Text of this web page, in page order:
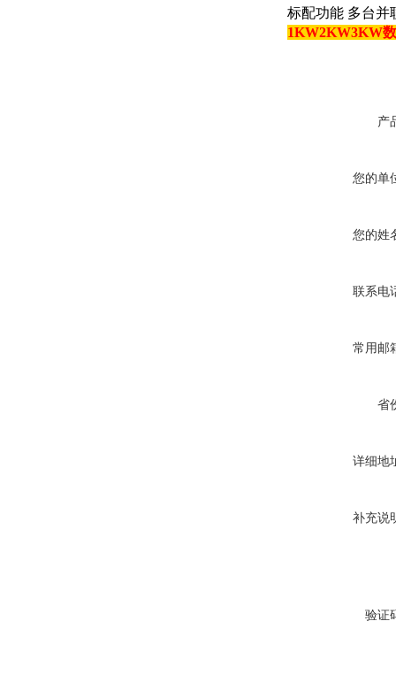
标配功能 多台并
1KW2KW3KW
产
您的单
您的姓
联系电
常用邮
省
详细地
补充说
验证